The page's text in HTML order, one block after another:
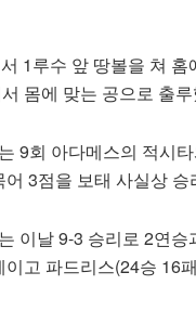
1루수 앞 땅볼을 쳐
몸에 맞는 공으로 출
9회 아다메스의 적시
어 3점을 보태 사실상
이날 9-3 승리로 2연
고 파드리스(24승 16